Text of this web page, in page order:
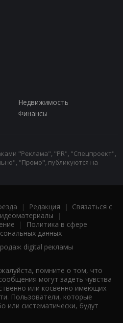
Недвижимость
Финансы
"Реклама", "PR", "Спецпроект",
"Промо", публикуются на
| Редакция | Связаться с
|
|
Политика в сфере
данных
digital рекламы
помните о том, что
могут задеть чувства
или косвенно имеющих
Пользователи, которые
или систематически, будут